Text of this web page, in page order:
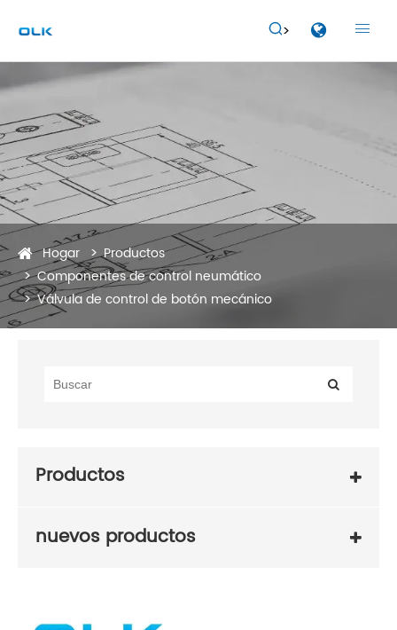
 
Hogar
Productos
Componentes de control neumático
Válvula de control de botón mecánico
Productos
nuevos productos